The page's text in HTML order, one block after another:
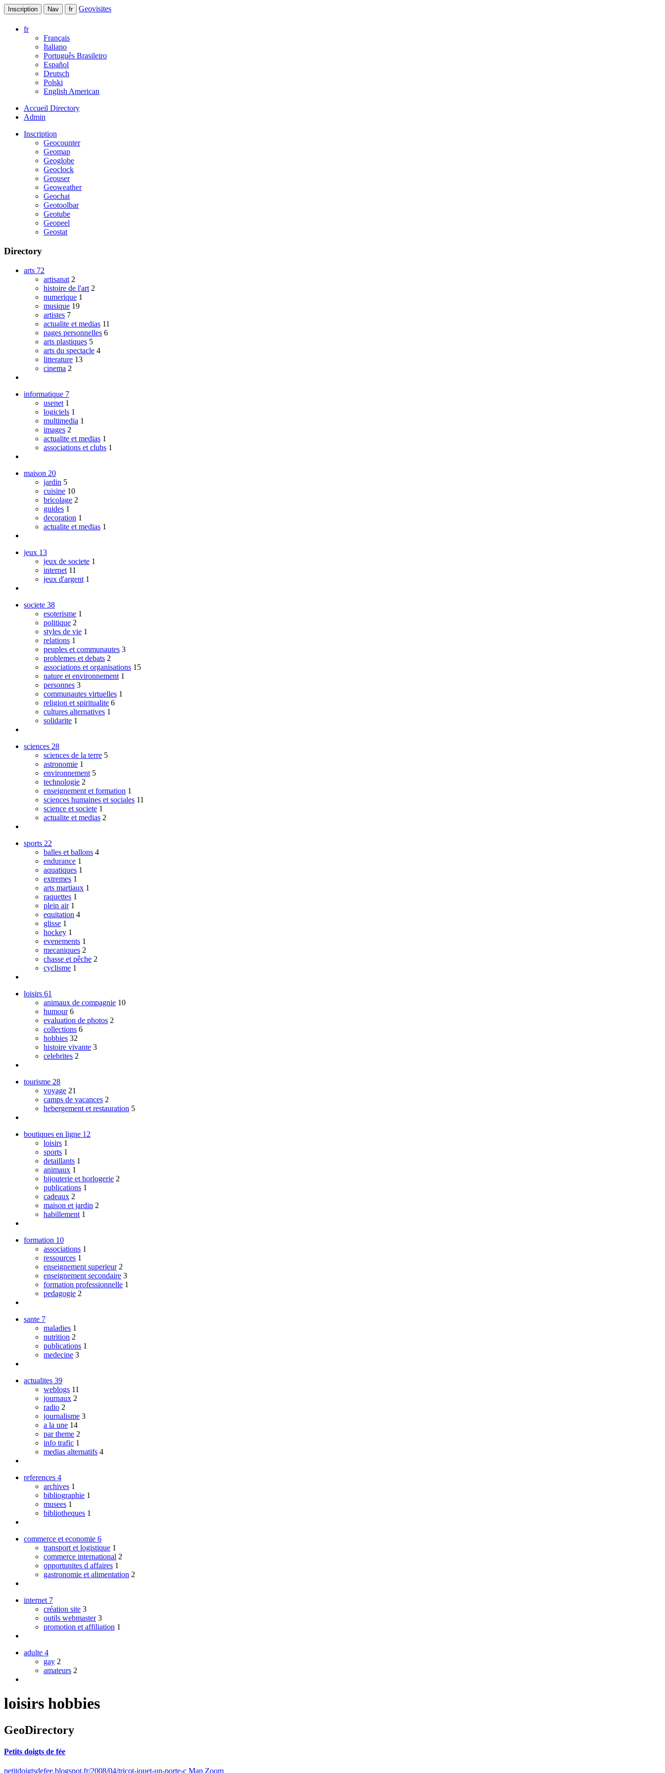
Inscription Nav fr Geovisites
fr
Français
Italiano
Português Brasileiro
Español
Deutsch
Polski
English American
Accueil Directory
Admin
Inscription
Geocounter
Geomap
Geoglobe
Geoclock
Geouser
Geoweather
Geochat
Geotoolbar
Geotube
Geopeel
Geostat
Directory
arts 72
artisanat 2
histoire de l'art 2
numerique 1
musique 19
artistes 7
actualite et medias 11
pages personnelles 6
arts plastiques 5
arts du spectacle 4
litterature 13
cinema 2
informatique 7
usenet 1
logiciels 1
multimedia 1
images 2
actualite et medias 1
associations et clubs 1
maison 20
jardin 5
cuisine 10
bricolage 2
guides 1
decoration 1
actualite et medias 1
jeux 13
jeux de societe 1
internet 11
jeux d'argent 1
societe 38
esoterisme 1
politique 2
styles de vie 1
relations 1
peuples et communautes 3
problemes et debats 2
associations et organisations 15
nature et environnement 1
personnes 3
communautes virtuelles 1
religion et spiritualite 6
cultures alternatives 1
solidarite 1
sciences 28
sciences de la terre 5
astronomie 1
environnement 5
technologie 2
enseignement et formation 1
sciences humaines et sociales 11
science et societe 1
actualite et medias 2
sports 22
balles et ballons 4
endurance 1
aquatiques 1
extremes 1
arts martiaux 1
raquettes 1
plein air 1
equitation 4
glisse 1
hockey 1
evenements 1
mecaniques 2
chasse et pêche 2
cyclisme 1
loisirs 61
animaux de compagnie 10
humour 6
evaluation de photos 2
collections 6
hobbies 32
histoire vivante 3
celebrites 2
tourisme 28
voyage 21
camps de vacances 2
hebergement et restauration 5
boutiques en ligne 12
loisirs 1
sports 1
detaillants 1
animaux 1
bijouterie et horlogerie 2
publications 1
cadeaux 2
maison et jardin 2
habillement 1
formation 10
associations 1
ressources 1
enseignement superieur 2
enseignement secondaire 3
formation professionnelle 1
pedagogie 2
sante 7
maladies 1
nutrition 2
publications 1
medecine 3
actualites 39
weblogs 11
journaux 2
radio 2
journalisme 3
a la une 14
par theme 2
info trafic 1
medias alternatifs 4
references 4
archives 1
bibliographie 1
musees 1
bibliotheques 1
commerce et economie 6
transport et logistique 1
commerce international 2
opportunites d affaires 1
gastronomie et alimentation 2
internet 7
création site 3
outils webmaster 3
promotion et affiliation 1
adulte 4
gay 2
amateurs 2
loisirs hobbies
GeoDirectory
Petits doigts de fée
petitdoigtsdefee.blogspot.fr/2008/04/tricot-jouet-un-porte-c Map Zoom